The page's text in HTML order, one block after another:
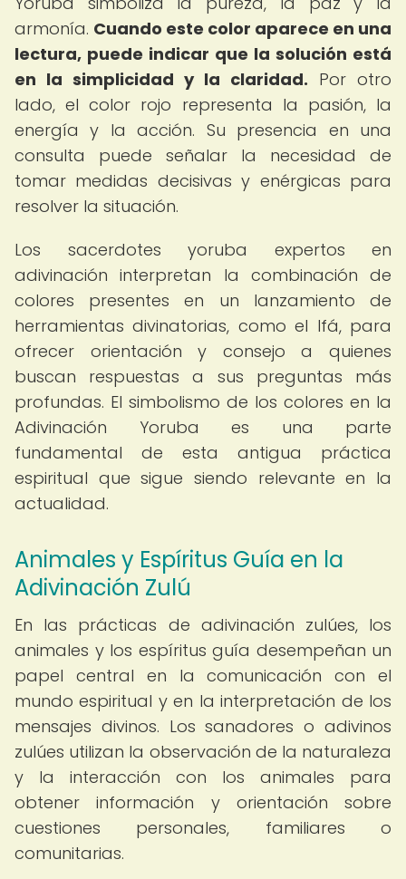
armonía. Cuando este color aparece en una
lectura, puede indicar que la solución está
en la simplicidad y la claridad. Por otro
lado, el color rojo representa la pasión, la
energía y la acción. Su presencia en una
consulta puede señalar la necesidad de
tomar medidas decisivas y enérgicas para
resolver la situación.
Los sacerdotes yoruba expertos en
adivinación interpretan la combinación de
colores presentes en un lanzamiento de
herramientas divinatorias, como el Ifá, para
ofrecer orientación y consejo a quienes
buscan respuestas a sus preguntas más
profundas. El simbolismo de los colores en la
Adivinación Yoruba es una parte
fundamental de esta antigua práctica
espiritual que sigue siendo relevante en la
actualidad.
Animales y Espíritus Guía en la
Adivinación Zulú
En las prácticas de adivinación zulúes, los
animales y los espíritus guía desempeñan un
papel central en la comunicación con el
mundo espiritual y en la interpretación de los
mensajes divinos. Los sanadores o adivinos
zulúes utilizan la observación de la naturaleza
y la interacción con los animales para
obtener información y orientación sobre
cuestiones personales, familiares o
comunitarias.